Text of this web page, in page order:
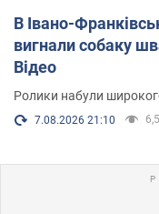
В Івано-
вигнали собаку
Відео
Ролики набули
7.08.2026 21:10